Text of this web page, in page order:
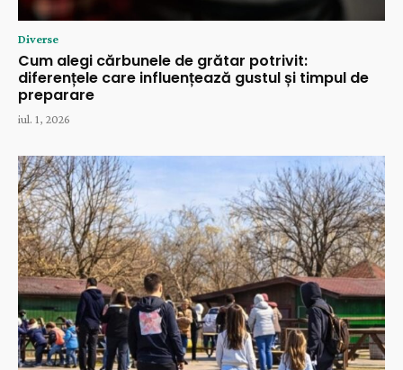
Diverse
Cum alegi cărbunele de grătar potrivit:
diferențele care influențează gustul și timpul de
preparare
iul. 1, 2026